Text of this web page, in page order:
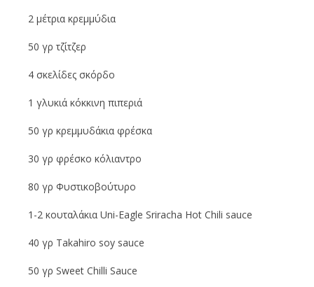
2 μέτρια κρεμμύδια
50 γρ τζίτζερ
4 σκελίδες σκόρδο
1 γλυκιά κόκκινη πιπεριά
50 γρ κρεμμυδάκια φρέσκα
30 γρ φρέσκο κόλιαντρο
80 γρ Φυστικοβούτυρο
1-2 κουταλάκια Uni-Eagle Sriracha Hot Chili sauce
40 γρ Takahiro soy sauce
50 γρ Sweet Chilli Sauce